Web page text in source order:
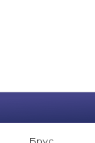
Брус